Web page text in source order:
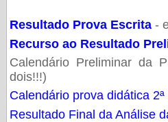
Resultado Prova Escrita -
Recurso ao Resultado
Calendário Preliminar da
dois!!!)
Calendário prova didática
Resultado Final da Análise